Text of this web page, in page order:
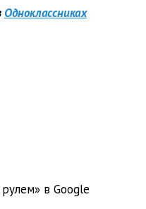
Одноклассниках
в Google